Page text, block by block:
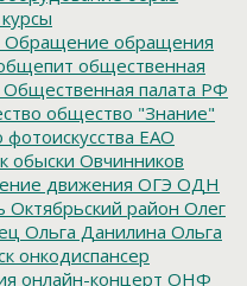
Обращение обращения
общественная
Общественная палата РФ
общество "Знание"
ЕАО
обыски Овчинников
движения ОГЭ ОДН
Октябрьский район Олег
Ольга Данилина Ольга
онкодиспансер
онлайн-концерт ОНФ